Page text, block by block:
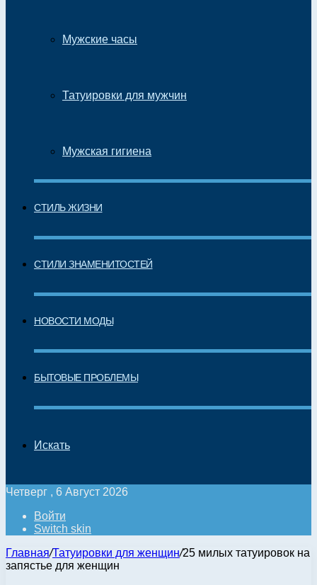
Мужские часы
Татуировки для мужчин
Мужская гигиена
СТИЛЬ ЖИЗНИ
СТИЛИ ЗНАМЕНИТОСТЕЙ
НОВОСТИ МОДЫ
БЫТОВЫЕ ПРОБЛЕМЫ
Искать
Четверг , 6 Август 2026
Войти
Switch skin
Главная/Татуировки для женщин/25 милых татуировок на
запястье для женщин